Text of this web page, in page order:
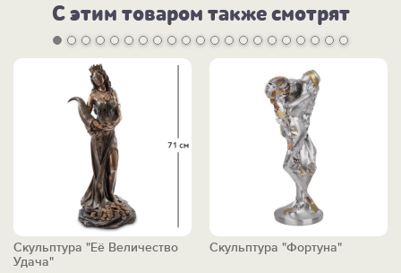
С этим товаром также смотрят
Скульптура "Её Величество
Удача"
Скульптура "Фортуна"